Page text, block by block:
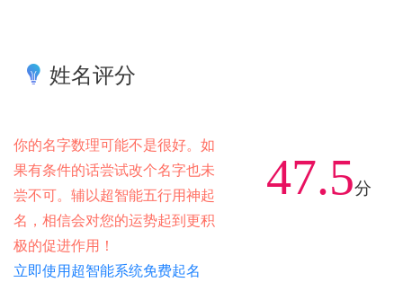
姓名评分
你的名字数理可能不是很好。如
果有条件的话尝试改个名字也未
尝不可。辅以超智能五行用神起
名，相信会对您的运势起到更积
极的促进作用！
立即使用超智能系统免费起名
47.5分